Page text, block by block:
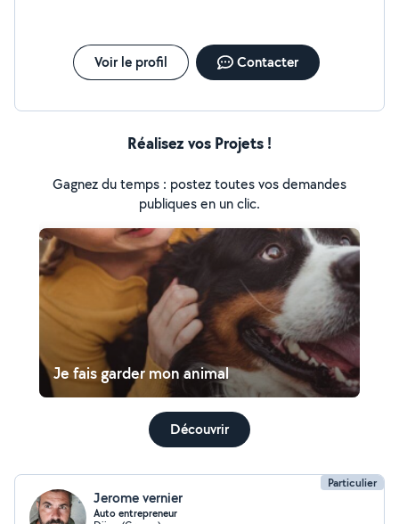
Voir le profil Contacter
Réalisez vos Projets !
Gagnez du temps : postez toutes vos demandes
publiques en un clic.
Je fais garder mon animal
Découvrir
Particulier
Jerome vernier
Auto entrepreneur